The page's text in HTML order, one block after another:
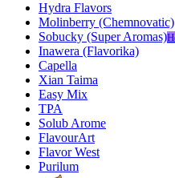
Hydra Flavors
Molinberry (Chemnovatic)
Sobucky (Super Aromas)
Inawera (Flavorika)
Capella
Xian Taima
Easy Mix
TPA
Solub Arome
FlavourArt
Flavor West
Purilum